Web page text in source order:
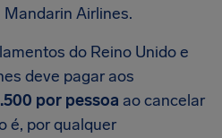
Airlines.
do Reino Unido e
deve pagar aos
por pessoa ao cancelar
é, por qualquer